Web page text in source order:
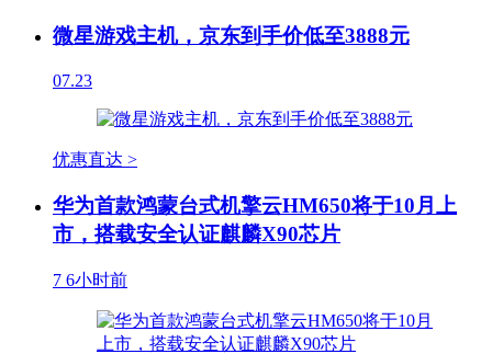
微星游戏主机，京东到手价低至3888元
07.23
优惠直达 >
华为首款鸿蒙台式机擎云HM650将于10月上
市，搭载安全认证麒麟X90芯片
7 6小时前